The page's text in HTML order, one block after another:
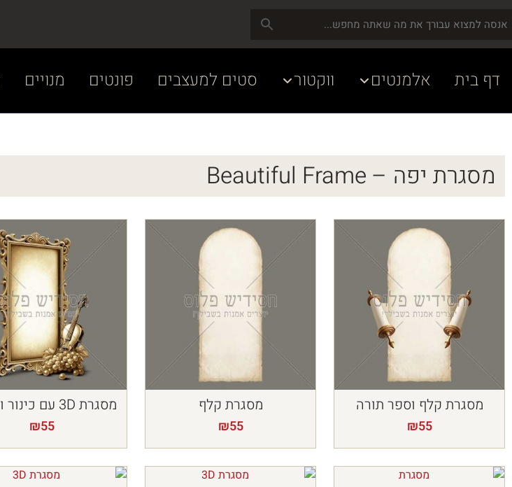
דף בית אלמנטים ווקטור סטים למעצבים פונטים מנויים
מסגרת יפה – Beautiful Frame
מסגרת קלף וספר תורה
₪55
מסגרת קלף
₪55
מסגרת 3D עם כינור וענבים
₪55